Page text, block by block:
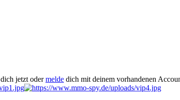
dich jetzt odermelde dich mit deinem vorhandenen